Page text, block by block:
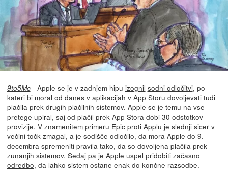
9to5Mc- Apple se je v zadnjem hipu izognil sodni odločitvi, po
kateri bi moral od danes v aplikacijah v App Storu dovoljevati tudi
plačila prek drugih plačilnih sistemov. Apple se je temu na vse
pretege upiral, saj od plačil prek App Stora dobi 30 odstotkov
provizije. V znamenitem primeru Epic proti Applu je slednji sicer v
večini točk zmagal, a je sodišče odločilo, da mora Apple do 9.
decembra spremeniti pravila tako, da so dovoljena plačila prek
zunanjih sistemov. Sedaj pa je Apple uspel pridobiti začasno
odredbo, da lahko sistem ostane enak do končne razsodbe.